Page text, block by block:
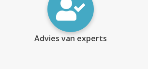
Advies van experts